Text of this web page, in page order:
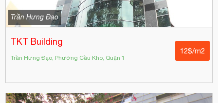
Trần Hưng Đạo
TKT Building
Trần Hưng Đạo, Phường Cầu Kho, Quận 1
12$/m2